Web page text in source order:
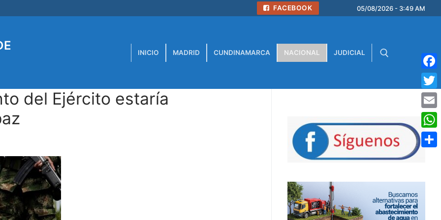
FACEBOOK 05/08/2026 - 3:49 AM
INICIO MADRID CUNDINAMARCA NACIONAL JUDICIAL
del Ejército estaría
Email